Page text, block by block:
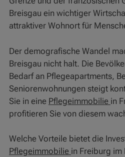
Breisgau ein wichtiger
attraktiver Wohnort für
Der demografische Wandel
Breisgau nicht halt. Die
Bedarf an Pflegeapartments,
Seniorenwohnungen steigt
Sie in eine Pflegeimmobilie in
profitieren Sie von diesem
Welche Vorteile bietet die
Pflegeimmobilie in Freiburg im